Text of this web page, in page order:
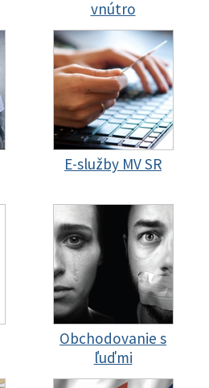
vnútro
E-služby MV SR
Obchodovanie s
ľuďmi